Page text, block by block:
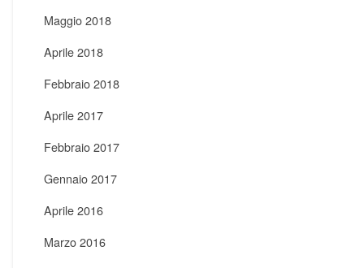
Maggio 2018
Aprile 2018
Febbraio 2018
Aprile 2017
Febbraio 2017
Gennaio 2017
Aprile 2016
Marzo 2016